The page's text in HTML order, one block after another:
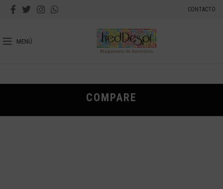
CONTACTO
MENÚ
COMPARE